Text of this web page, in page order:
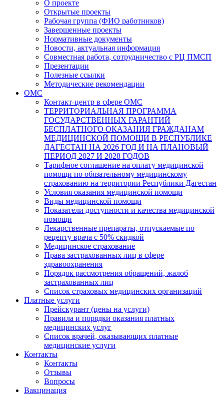
О проекте
Открытые проекты
Рабочая группа (ФИО работников)
Завершенные проекты
Нормативные документы
Новости, актуальная информация
Совместная работа, сотрудничество с РЦ ПМСП
Презентации
Полезные ссылки
Методические рекомендации
ОМС
Контакт-центр в сфере ОМС
ТЕРРИТОРИАЛЬНАЯ ПРОГРАММА
ГОСУДАРСТВЕННЫХ ГАРАНТИЙ
БЕСПЛАТНОГО ОКАЗАНИЯ ГРАЖДАНАМ
МЕДИЦИНСКОЙ ПОМОЩИ В РЕСПУБЛИКЕ
ДАГЕСТАН НА 2026 ГОД И НА ПЛАНОВЫЙ
ПЕРИОД 2027 И 2028 ГОДОВ
Тарифное соглашение на оплату медицинской
помощи по обязательному медицинскому
страхованию на территории Республики Дагестан
Условия оказания медицинской помощи
Виды медицинской помощи
Показатели доступности и качества медицинской
помощи
Лекарственные препараты, отпускаемые по
рецепту врача с 50% скидкой
Медицинское страхование
Права застрахованных лиц в сфере
здравоохранения
Порядок рассмотрения обращений, жалоб
застрахованных лиц
Список страховых медицинских организаций
Платные услуги
Прейскурант (цены на услуги)
Правила и порядки оказания платных
медицинских услуг
Список врачей, оказывающих платные
медицинские услуги
Контакты
Контакты
Отзывы
Вопросы
Вакцинация